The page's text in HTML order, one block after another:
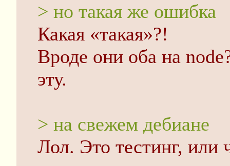
> но такая же ошибка
Какая «такая»?!
Вроде они оба на
эту.
> на свежем дебиане
Лол. Это тестинг, или